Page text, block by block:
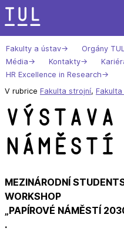
Přeskok
na
text
Fakulty a ústav Orgány TUL
Média
Kontakty
HR Excellence in Research
V rubrice Fakulta strojní,
náměstí
MEZINÁRODNÍ
WORKSHOP
„PAPÍROVÉ NÁMĚSTÍ
.